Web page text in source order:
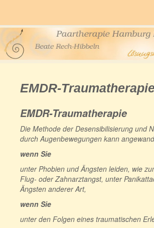
EMDR-
EMDR-Traumatherapie
Die Methode der Desensibilisierung und
durch Augenbewegungen kann
wenn Sie
unter Phobien und Ängsten leiden, wie
Flug- oder Zahnarztangst, unter
Ängsten anderer Art,
wenn Sie
unter den Folgen eines traumatischen